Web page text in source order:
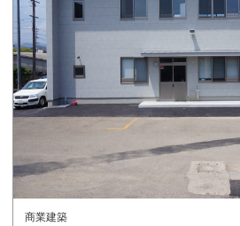
商業建築
詳しく見る